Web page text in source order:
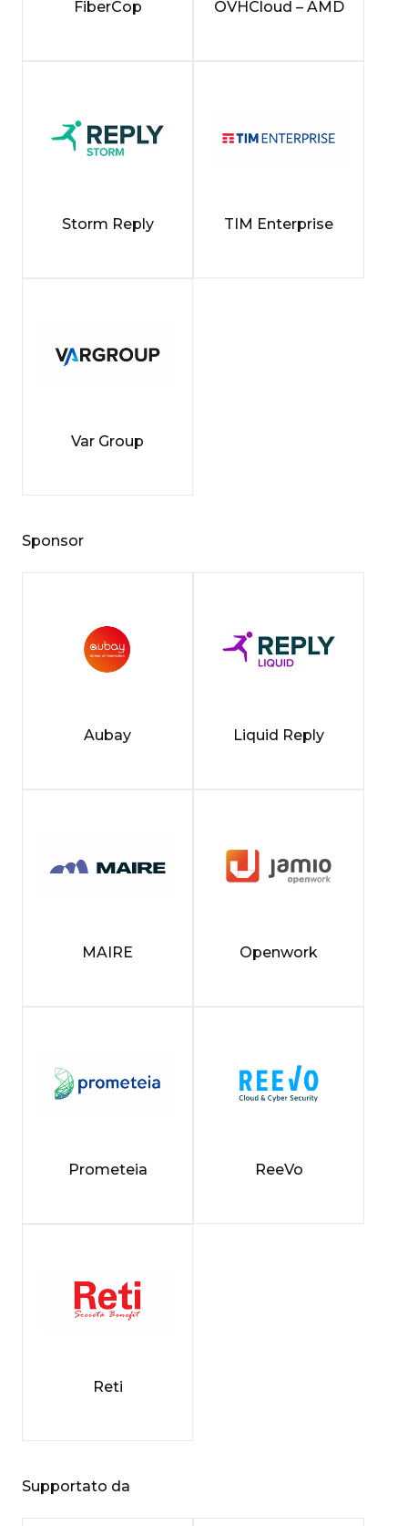
FiberCop OVHCloud – AMD
Storm Reply TIM Enterprise
Var Group
Sponsor
Aubay Liquid Reply
MAIRE Openwork
Prometeia ReeVo
Reti
Supportato da